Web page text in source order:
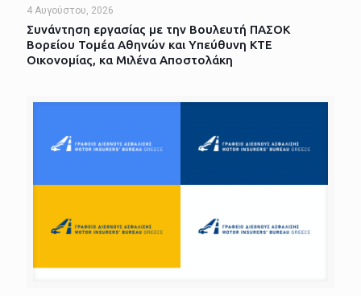
4 Αυγούστου, 2026
Συνάντηση εργασίας με την Βουλευτή ΠΑΣΟΚ
Βορείου Τομέα Αθηνών και Υπεύθυνη ΚΤΕ
Οικονομίας, κα Μιλένα Αποστολάκη